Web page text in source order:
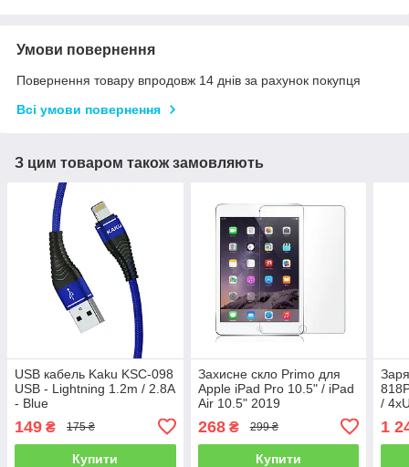
Умови повернення
Повернення товару впродовж 14 днів за рахунок покупця
Всі умови повернення
З цим товаром також замовляють
USB кабель Kaku KSC-098
USB - Lightning 1.2m / 2.8A
- Blue
149 ₴ 175 ₴
Купити
Захисне скло Primo для
Apple iPad Pro 10.5" / iPad
Air 10.5" 2019
268₴ 299 ₴
Купити
/
1